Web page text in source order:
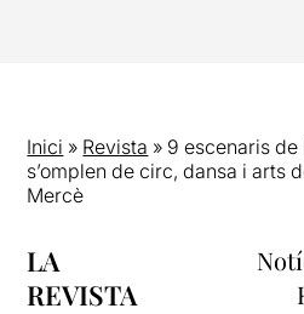
Inici » Revista » 9 escenaris
s’omplen de circ, dansa i arts
Mercè
LA
REVISTA